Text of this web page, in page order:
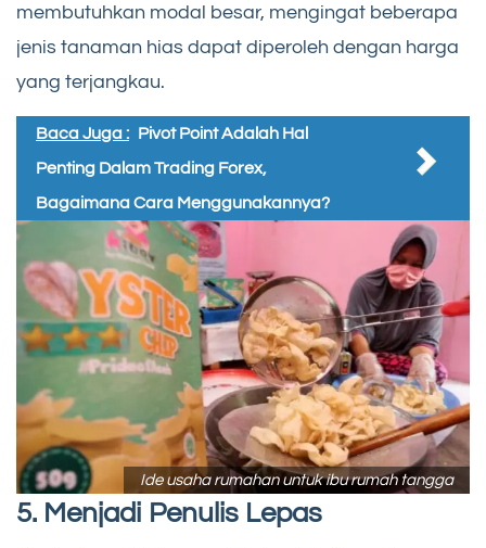
membutuhkan modal besar, mengingat beberapa
jenis tanaman hias dapat diperoleh dengan harga
yang terjangkau.
Baca Juga : Pivot Point Adalah Hal
Penting Dalam Trading Forex,
Bagaimana Cara Menggunakannya?
Ide usaha rumahan untuk ibu rumah tangga
5. Menjadi Penulis Lepas